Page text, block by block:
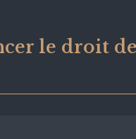
le droit